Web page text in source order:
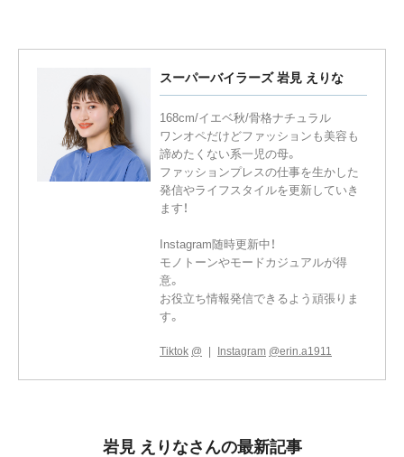
スーパーバイラーズ 岩見 えりな
168cm/イエベ秋/骨格ナチュラル
ワンオペだけどファッションも美容も
諦めたくない系一児の母。
ファッションプレスの仕事を生かした
発信やライフスタイルを更新していき
ます！
Instagram随時更新中！
モノトーンやモードカジュアルが得
意。
お役立ち情報発信できるよう頑張りま
す。
Tiktok @ Instagram @erin.a1911
岩見 えりなさんの最新記事